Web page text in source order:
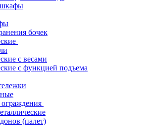
шкафы
бочек
с весами
с функцией подъема
(палет)